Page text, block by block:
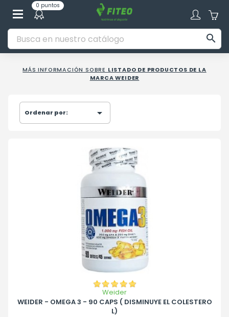
0 puntos

MÁS INFORMACIÓN SOBRE LISTADO DE PRODUCTOS DE LA
MARCA WEIDER
Ordenar por: 
Weider
WEIDER - OMEGA 3 - 90 CAPS ( DISMINUYE EL COLESTERO
L)